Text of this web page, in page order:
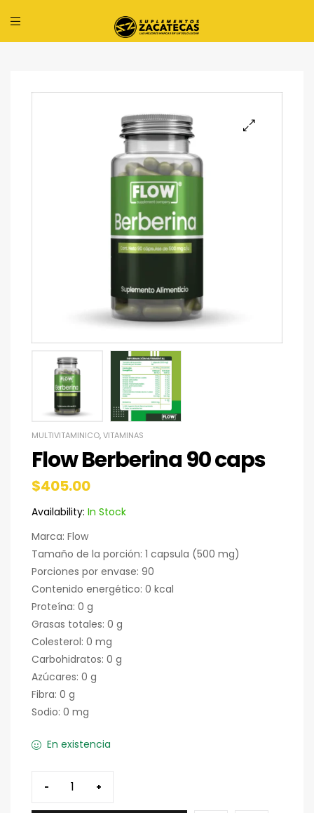
MULTIVITAMINICO,VITAMINAS
Flow Berberina 90 caps
$405.00
Availability: In Stock
Marca: Flow
Tamaño de la porción: 1 capsula (500 mg)
Porciones por envase: 90
Contenido energético: 0 kcal
Proteína: 0 g
Grasas totales: 0 g
Colesterol: 0 mg
Carbohidratos: 0 g
Azúcares: 0 g
Fibra: 0 g
Sodio: 0 mg
En existencia
- +